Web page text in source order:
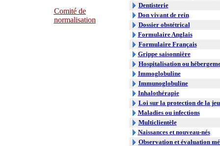
Comité de
normalisation
Dentisterie
Don vivant de rein
Dossier obstétrical
Formulaire Anglais
Formulaire Français
Grippe saisonnière
Hospitalisation ou
Immoglobuline
Immunoglobuline
Inhalothérapie
Loi sur la protection de la
Maladies ou infections
Multiclientèle
Naissances et nouveau-nés
Observation et évaluation